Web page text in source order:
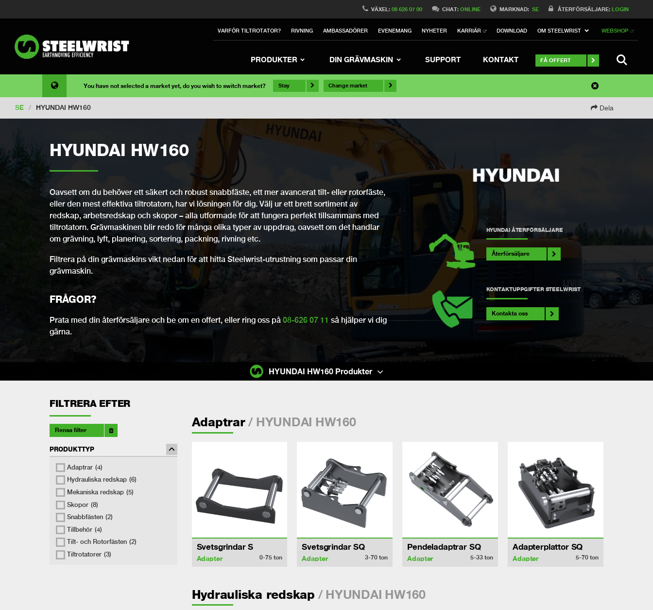
MARKNAD: SE ÅTERFÖRSÄLJARE: LOGIN
VÄXEL:08 626 07 00 CHAT:ONLINE
VARFÖR TILTROTATOR? RIVNING AMBASSADÖRER EVENEMANG NYHETER KARRIÄR DOWNLOAD OM STEELWRIST WEBSHOP
PRODUKTER DIN GRÄVMASKIN SUPPORT KONTAKT FÅ OFFERT
You have not selected a market yet, do you wish to switch market? Stay Change market
SE / HYUNDAI HW160 Dela
HYUNDAI HW160
Oavsett om du behöver ett säkert och robust snabbfäste, ett mer avancerat tilt- eller rotorfäste,
eller den mest effektiva tiltrotatorn, har vi lösningen för dig. Välj ur ett brett sortiment av
redskap, arbetsredskap och skopor – alla utformade för att fungera perfekt tillsammans med
tiltrotatorn. Grävmaskinen blir redo för många olika typer av uppdrag, oavsett om det handlar
om grävning, lyft, planering, sortering, packning, rivning etc.
Filtrera på din grävmaskins vikt nedan för att hitta Steelwrist-utrustning som passar din
grävmaskin.
FRÅGOR?
Prata med din återförsäljare och be om en offert, eller ring oss på 08-626 07 11 så hjälper vi dig
gärna.
HYUNDAI ÅTERFÖRSÄLJARE
Återförsäljare
KONTAKTUPPGIFTER STEELWRIST
Kontakta oss
FILTRERA EFTER
Rensa filter
PRODUKTTYP
Adaptrar (4)
Hydrauliska redskap (6)
Mekaniska redskap (5)
Skopor (8)
Snabbfästen (2)
Tillbehör (4)
Tilt- och Rotorfästen (2)
Tiltrotatorer (3)
Adaptrar/ HYUNDAI HW160
Svetsgrindar S
Adapter 0-75ton
Svetsgrindar SQ
Adapter 3-70ton
Pendeladaptrar SQ
Adapter 5-33ton
Adapterplattor SQ
Adapter 5-70 ton
Hydrauliska redskap / HYUNDAI HW160
HYUNDAI HW160 Produkter